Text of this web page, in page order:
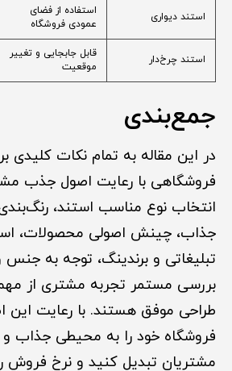
استند دیواری
استفاده از فضای
عمودی فروشگاه
استند چرخ‌دار
قابل جابجایی و تغییر
موقعیت
جمع‌بندی
در این مقاله به تمام نکات کلیدی
فروشگاهی با رعایت اصول جذب
انتخاب نوع مناسب استند،
جذاب، چینش اصولی محصولات،
تبلیغاتی و برندینگ، توجه به
بررسی مستمر تجربه مشتری از
طراحی موفق هستند. با رعایت این
فروشگاه خود را به محیطی جذاب و
مشتریان تبدیل کنید و نرخ فروش